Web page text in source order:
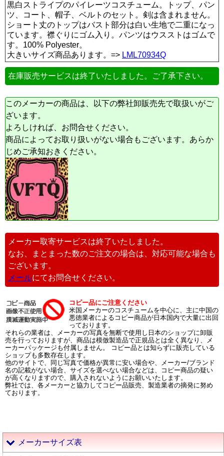
黒白ストライプのパイレーツコスチューム。トップ、パン
ツ、コート、帽子、ベルトのセット。剣は含まれません。
ショート丈のトップはバスト部分は白い生地で二重になっ
ています。襟ぐりにゴム入り。パンツはウスストはゴムで
す。100% Polyester。
大きいサイズ商品あります。=> LML70934Q
在庫販売サービスは終了いたしました。ご了承下さい。
このメーカーの商品は、以下の弊社卸販売先で取扱いがご
ざいます。
よろしければ、お問合せください。
商品によってお取り扱いがない場合もございます。あらか
じめご承知おきください。
メーカー取寄サービスは終了いたしました。
なお、まとまった数のご注文の場合は、対応可能な場合も
ございます。
メールにてお問合せください。
コピー品にご注意ください
米国メーカーのコスチュームを中心に、主に中国の
悪徳業者によるコピー商品が日本国内で大量に出回
っております。
それらの業者は、メーカーの写真を無断で使用し日本のショップに卸販
売を行っておりますが、商品は模倣製造品で正規品とは全く異なり、メ
ーカーパッケージも付属しません。 コピー品とは知らずに販売している
ショップも多数存在します。
他のサイトで、同じ写真で価格が異常に安い場合や、メーカー/ブランド
名の記載がない場合、サイズを選べない場合などは、コピー商品の疑い
が高くなりますので、購入されないようにお願いいたします。
弊社では、各メーカーと協力してコピー品販売、製造業者の摘発に努め
ております。
メーカーサイズ表